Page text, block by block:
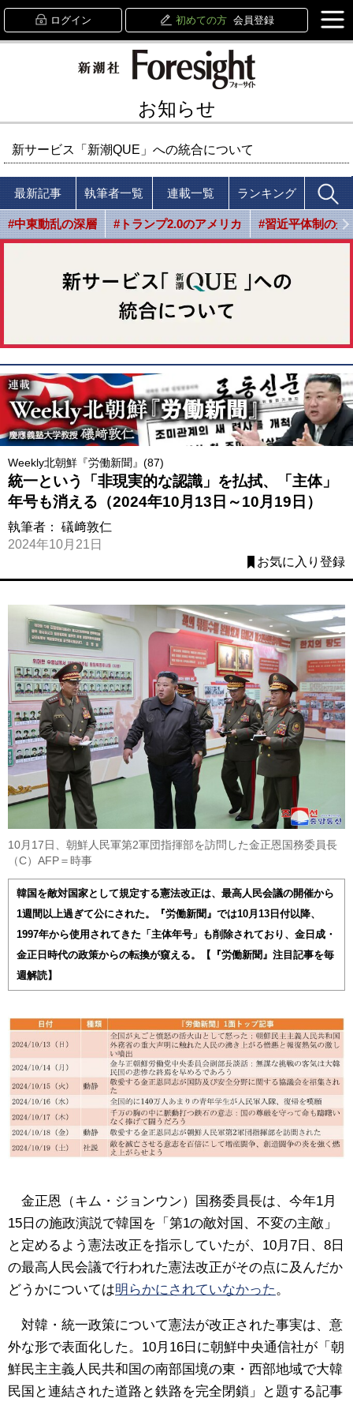
ログイン 初めての方 会員登録
お知らせ
新サービス「新潮QUE」への統合について
最新記事 執筆者一覧 連載一覧 ランキング
#中東動乱の深層 #トランプ2.0のアメリカ #習近平体制の光
Weekly北朝鮮『労働新聞』(87)
統一という「非現実的な認識」を払拭、「主体」
年号も消える（2024年10月13日～10月19日）
執筆者： 礒﨑敦仁
2024年10月21日
お気に入り登録
10月17日、朝鮮人民軍第2軍団指揮部を訪問した金正恩国務委員長
（C）AFP＝時事
韓国を敵対国家として規定する憲法改正は、最高人民会議の開催から
1週間以上過ぎて公にされた。『労働新聞』では10月13日付以降、
1997年から使用されてきた「主体年号」も削除されており、金日成・
金正日時代の政策からの転換が窺える。【『労働新聞』注目記事を毎
週解読】
金正恩（キム・ジョンウン）国務委員長は、今年1月
15日の施政演説で韓国を「第1の敵対国、不変の主敵」
と定めるよう憲法改正を指示していたが、10月7日、8日
の最高人民会議で行われた憲法改正がその点に及んだか
どうかについては明らかにされていなかった。
対韓・統一政策について憲法が改正された事実は、意
外な形で表面化した。10月16日に朝鮮中央通信社が「朝
鮮民主主義人民共和国の南部国境の東・西部地域で大韓
民国と連結された道路と鉄路を完全閉鎖」と題する記事